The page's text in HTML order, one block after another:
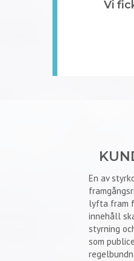
Vi
En av
lyfta fram
innehåll
styrning
som